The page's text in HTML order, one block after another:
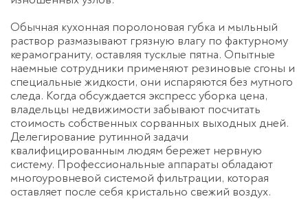
Обычная кухонная поролоновая губка и мыльный
раствор размазывают грязную влагу по фактурному
керамограниту, оставляя тусклые пятна. Опытные
наемные сотрудники применяют резиновые сгоны и
специальные жидкости, они испаряются без мутного
следа. Когда обсуждается экспресс уборка цена,
владельцы недвижимости забывают посчитать
стоимость собственных сорванных выходных дней.
Делегирование рутинной задачи
квалифицированным людям бережет нервную
систему. Профессиональные аппараты обладают
многоуровневой системой фильтрации, которая
оставляет после себя кристально свежий воздух.